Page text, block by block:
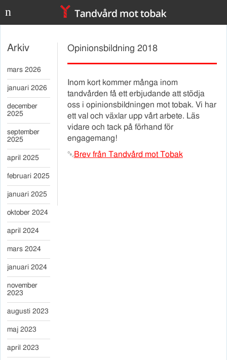
n
Arkiv
mars 2026
januari 2026
december
2025
september
2025
april 2025
februari 2025
januari 2025
oktober 2024
april 2024
mars 2024
januari 2024
november
2023
augusti 2023
maj 2023
april 2023
Opinionsbildning 2018
Inom kort kommer många inom
tandvården få ett erbjudande att stödja
oss i opinionsbildningen mot tobak. Vi har
ett val och växlar upp vårt arbete. Läs
vidare och tack på förhand för
engagemang!
￼Brev från Tandvård mot Tobak